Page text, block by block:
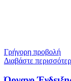
Γρήγορη προβολή
Διαβάστε